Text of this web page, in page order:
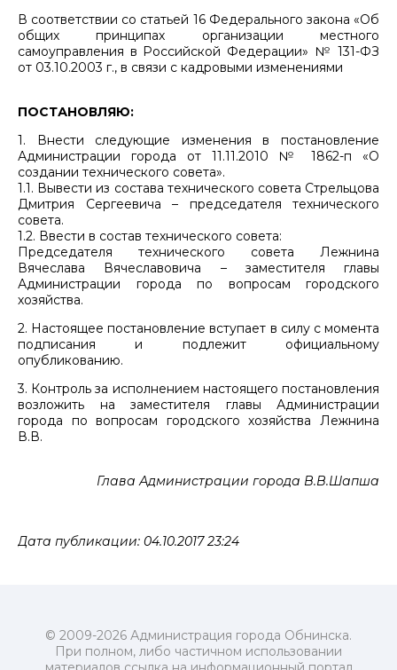
В соответствии со статьей 16 Федерального закона «Об
общих принципах организации местного
самоуправления в Российской Федерации» № 131-ФЗ
от 03.10.2003 г., в связи с кадровыми изменениями
ПОСТАНОВЛЯЮ:
1. Внести следующие изменения в постановление
Администрации города от 11.11.2010 № 1862-п «О
создании технического совета».
1.1. Вывести из состава технического совета Стрельцова
Дмитрия Сергеевича – председателя технического
совета.
1.2. Ввести в состав технического совета:
Председателя технического совета Лежнина
Вячеслава Вячеславовича – заместителя главы
Администрации города по вопросам городского
хозяйства.
2. Настоящее постановление вступает в силу с момента
подписания и подлежит официальному
опубликованию.
3. Контроль за исполнением настоящего постановления
возложить на заместителя главы Администрации
города по вопросам городского хозяйства Лежнина
В.В.
Глава Администрации города В.В.Шапша
Дата публикации: 04.10.2017 23:24
© 2009-2026 Администрация города Обнинска.
При полном, либо частичном использовании